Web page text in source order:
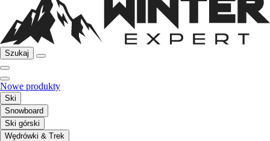
Szukaj
Nowe produkty
Ski
Snowboard
Ski górski
Wędrówki & Trek